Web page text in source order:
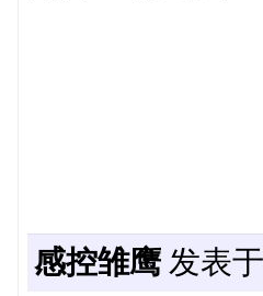
感控雏鹰发表于